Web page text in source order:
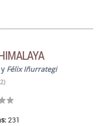
Félix Iñurrategi
231